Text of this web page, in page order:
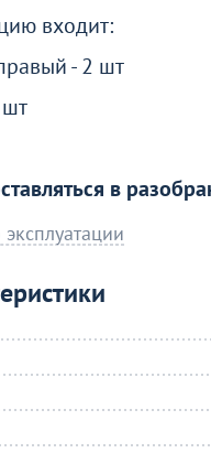
входит:
- 2 шт
шт
в